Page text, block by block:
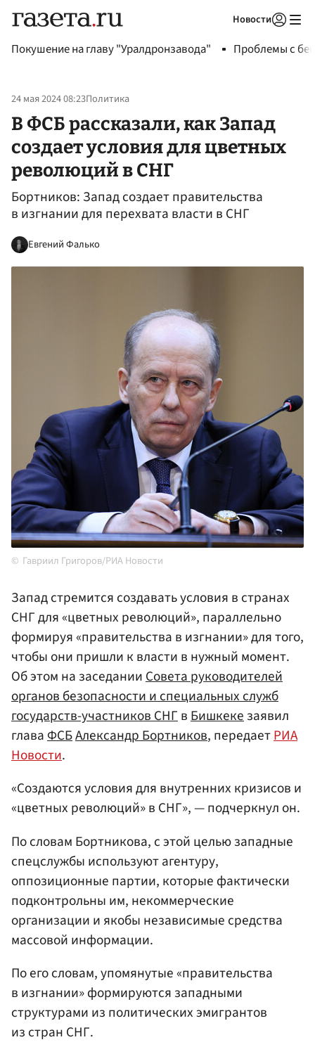
Новости
Покушение на главу "Уралдронзавода" Проблемы с
24 мая 2024 08:23Политика
В ФСБ рассказали, как Запад
создает условия для цветных
революций в СНГ
Бортников: Запад создает правительства
в изгнании для перехвата власти в СНГ
Евгений Фалько
Гавриил Григоров/РИА Новости
Запад стремится создавать условия в странах
СНГ для «цветных революций», параллельно
формируя «правительства в изгнании» для того,
чтобы они пришли к власти в нужный момент.
Об этом на заседанииСовета руководителей
органов безопасности и специальных служб
государств-участников СНГвБишкекезаявил
главаФСБАлександр Бортников, передаетРИА
Новости.
«Создаются условия для внутренних кризисов и
«цветных революций» в СНГ», — подчеркнул он.
По словам Бортникова, с этой целью западные
спецслужбы используют агентуру,
оппозиционные партии, которые фактически
подконтрольны им, некоммерческие
организации и якобы независимые средства
массовой информации.
По его словам, упомянутые «правительства
в изгнании» формируются западными
структурами из политических эмигрантов
из стран СНГ.